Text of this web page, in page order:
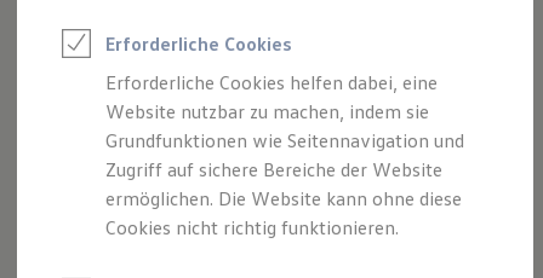
Elektroauto Leasing
Kleinwagen-Leasing
Leasing ohne Anzahlung
Finanzierung
Autokredit mit Schlussrate
Versicherungen und Garantien
Kfz-Versicherung
Restschuldversicherungen
Garantien
Impressum
Datenschutzerklärung
Nutzung von Terminbuchung Online
Impressum
Erforderliche Cookies
Erforderliche Cookies helfen dabei, eine
Website nutzbar zu machen, indem sie
Grundfunktionen wie Seitennavigation und
Zugriff auf sichere Bereiche der Website
ermöglichen. Die Website kann ohne diese
Cookies nicht richtig funktionieren.